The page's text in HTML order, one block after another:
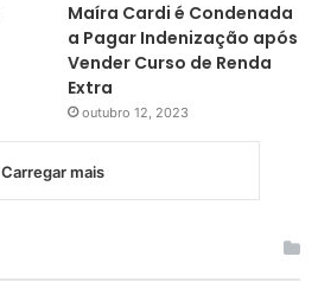
Maíra Cardi é Condenada
a Pagar Indenização após
Vender Curso de Renda
Extra
outubro 12, 2023
Carregar mais